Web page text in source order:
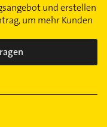
und erstellen
um mehr Kunden